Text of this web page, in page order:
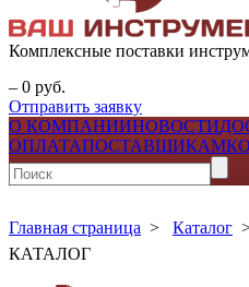
Комплексные поставки
– 0 руб.
Отправить заявку
О КОМПАНИИНОВОСТИ
ОПЛАТАПОСТАВЩИКАМ
Главная страница > Каталог
КАТАЛОГ